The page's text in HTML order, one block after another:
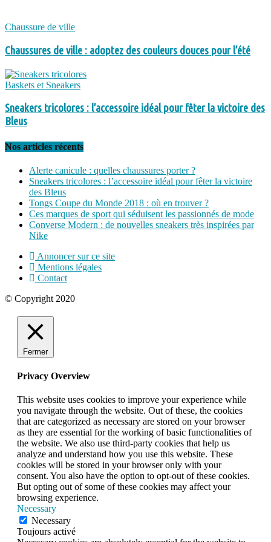
Chaussure de ville
Chaussures de ville : adoptez des couleurs douces pour l’été
Baskets et Sneakers
Sneakers tricolores : l’accessoire idéal pour fêter la victoire des
Bleus
Nos articles récents
Alerte canicule : quelles chaussures porter ?
Sneakers tricolores : l’accessoire idéal pour fêter la victoire
des Bleus
Tongs Coupe du Monde 2018 : où en trouver ?
Ces marques de sport qui séduisent les passionnés de mode
Converse Modern : de nouvelles sneakers très inspirées par
Nike
Annoncer sur ce site
Mentions légales
Contact
© Copyright 2020
Fermer
Privacy Overview
This website uses cookies to improve your experience while
you navigate through the website. Out of these, the cookies
that are categorized as necessary are stored on your browser
as they are essential for the working of basic functionalities of
the website. We also use third-party cookies that help us
analyze and understand how you use this website. These
cookies will be stored in your browser only with your
consent. You also have the option to opt-out of these cookies.
But opting out of some of these cookies may affect your
browsing experience.
Necessary
Necessary
Toujours activé